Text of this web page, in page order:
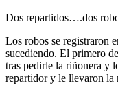
Dos repartidos….dos
Los robos se registraron
sucediendo. El primero
tras pedirle la riñonera y
repartidor y le llevaron la